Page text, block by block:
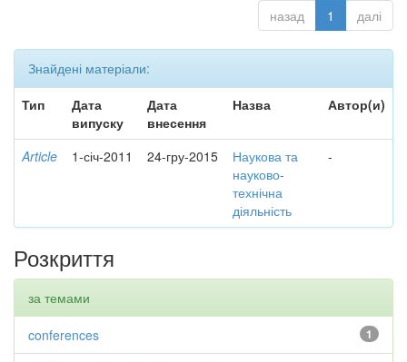
назад 1 далі
Знайдені матеріали:
Тип
Дата
випуску
Дата
внесення
Назва Автор(и)
Article 1-січ-2011 24-гру-2015
Наукова та
науково-
технічна
діяльність
-
Розкриття
за темами
1
conferences